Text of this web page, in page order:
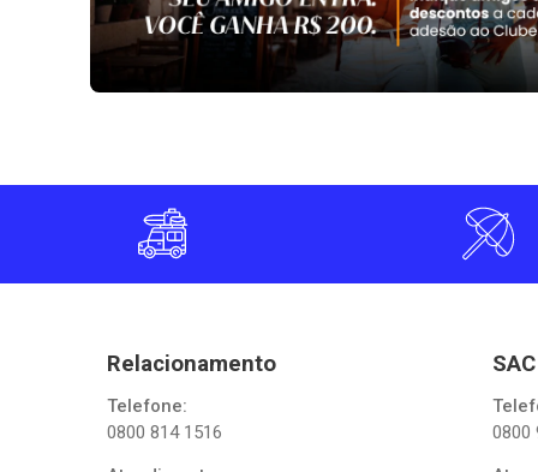
Relacionamento
Telefone:
0800 814 1516
SAC
0800